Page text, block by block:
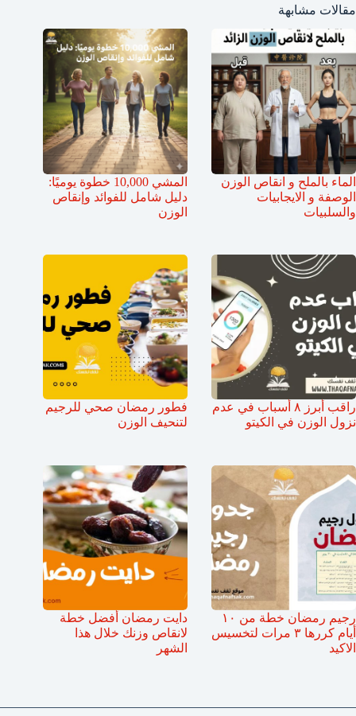
مقالات مشابهة
الماء بالملح و انقاص الوزن
الوصفة و الايجابيات
والسلبيات
المشي 10,000 خطوة يوميًا:
دليل شامل للفوائد وإنقاص
الوزن
راقب أبرز ٨ أسباب في عدم
نزول الوزن في الكيتو
فطور رمضان صحي للرجيم
لتنحيف الوزن
رجيم رمضان خطة من ١٠
أيام كررها ٣ مرات لتخسيس
الاكيد
دايت رمضان أفضل خطة
لانقاص وزنك خلال هذا
الشهر